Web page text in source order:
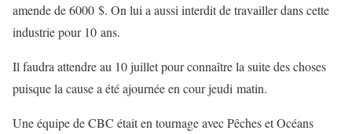
amende de 6000 $. On lui a aussi interdit de travailler dans cette
industrie pour 10 ans.
Il faudra attendre au 10 juillet pour connaître la suite des choses
puisque la cause a été ajournée en cour jeudi matin.
Une équipe de CBC était en tournage avec Pêches et Océans